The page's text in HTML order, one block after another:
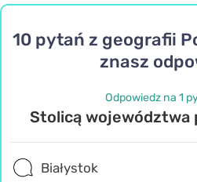
10 pytań z geografii
znasz
Odpowiedz na 1
Stolicą województwa
Białystok